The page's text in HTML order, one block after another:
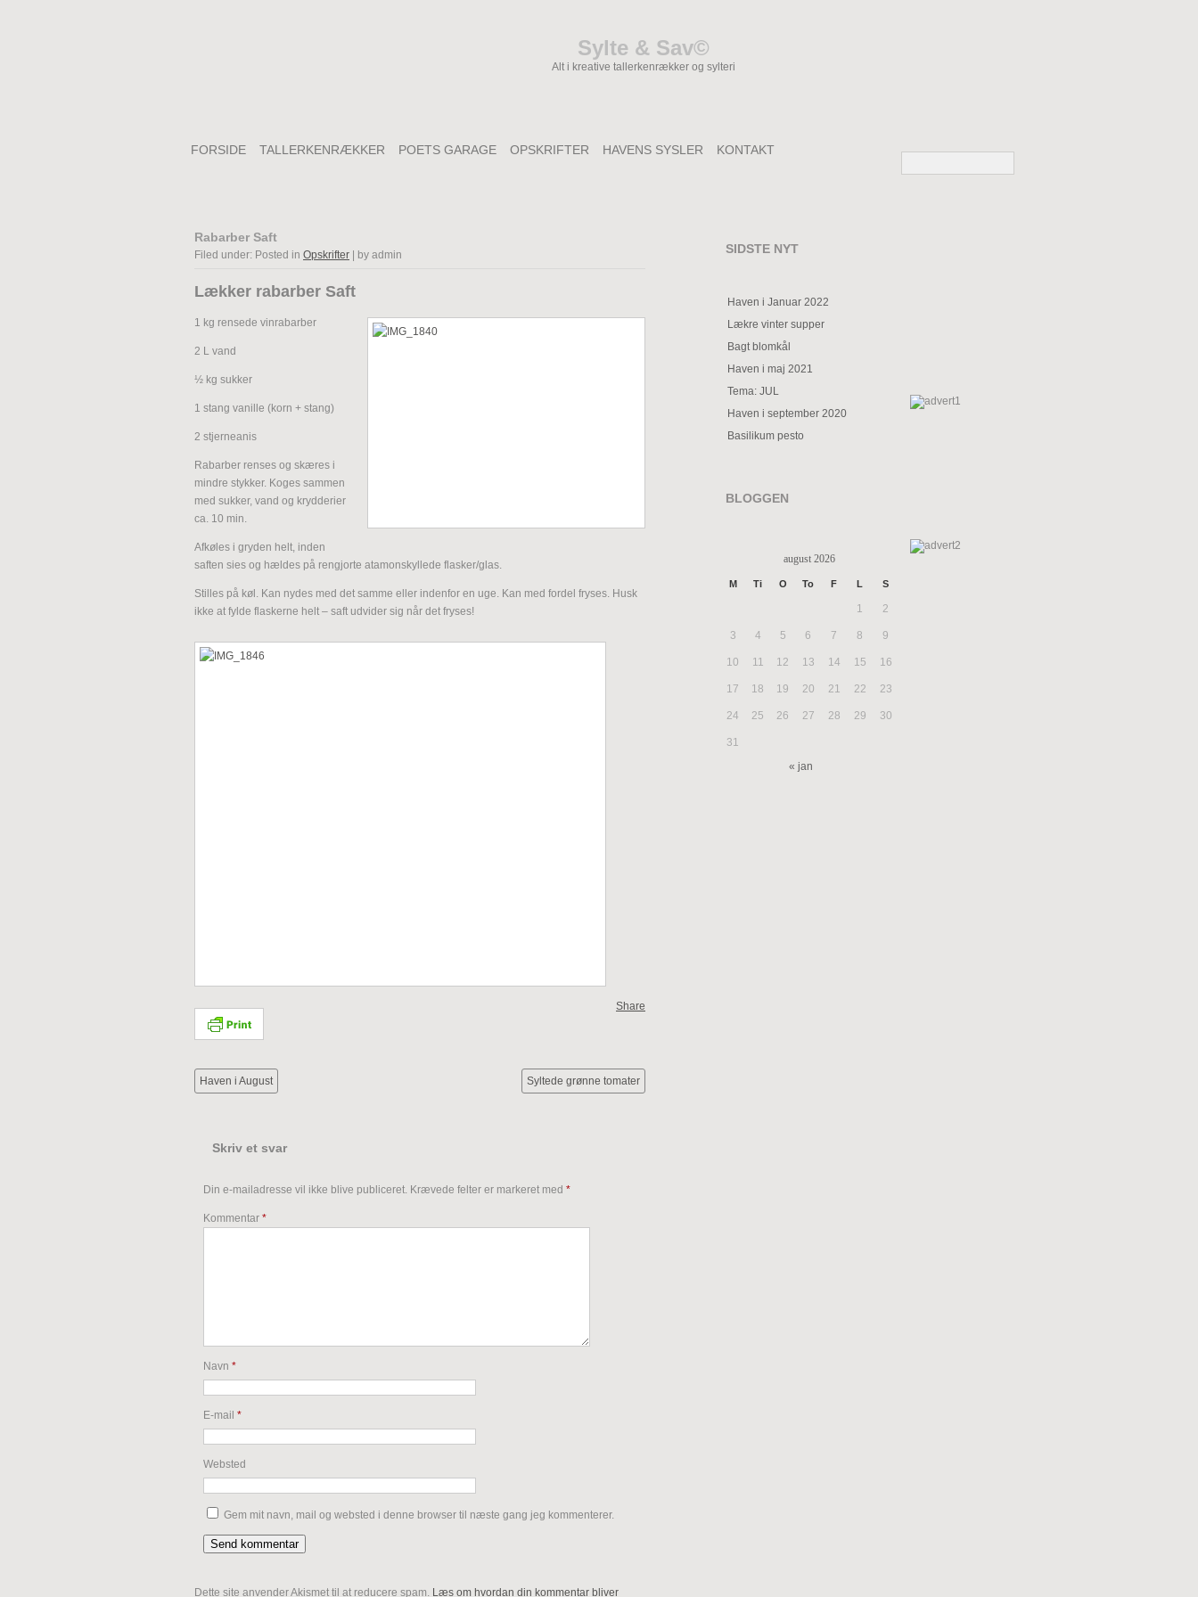
Sylte & Sav©
Alt i kreative tallerkenrækker og sylteri
FORSIDE TALLERKENRÆKKER POETS GARAGE OPSKRIFTER HAVENS SYSLER KONTAKT
Rabarber Saft
Filed under: Posted in Opskrifter | by admin
Lækker rabarber Saft
1 kg rensede vinrabarber
2 L vand
½ kg sukker
1 stang vanille (korn + stang)
2 stjerneanis
Rabarber renses og skæres i
mindre stykker. Koges sammen
med sukker, vand og krydderier
ca. 10 min.
Afkøles i gryden helt, inden
saften sies og hældes på rengjorte atamonskyllede flasker/glas.
Stilles på køl. Kan nydes med det samme eller indenfor en uge. Kan med fordel fryses. Husk
ikke at fylde flaskerne helt – saft udvider sig når det fryses!
Share
Syltede grønne tomater
Haven i August
Skriv et svar
Din e-mailadresse vil ikke blive publiceret. Krævede felter er markeret med *
Kommentar *
Navn *
E-mail *
Websted
Gem mit navn, mail og websted i denne browser til næste gang jeg kommenterer.
Dette site anvender Akismet til at reducere spam. Læs om hvordan din kommentar bliver
SIDSTE NYT
Haven i Januar 2022
Lækre vinter supper
Bagt blomkål
Haven i maj 2021
Tema: JUL
Haven i september 2020
Basilikum pesto
BLOGGEN
august 2026
M Ti O To F L S
1 2
3 4 5 6 7 8 9
10 11 12 13 14 15 16
17 18 19 20 21 22 23
24 25 26 27 28 29 30
31
« jan